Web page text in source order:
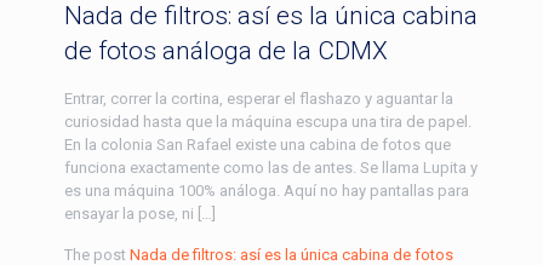
Nada de filtros: así es la única cabina
de fotos análoga de la CDMX
Entrar, correr la cortina, esperar el flashazo y aguantar la
curiosidad hasta que la máquina escupa una tira de papel.
En la colonia San Rafael existe una cabina de fotos que
funciona exactamente como las de antes. Se llama Lupita y
es una máquina 100% análoga. Aquí no hay pantallas para
ensayar la pose, ni […]
The post Nada de filtros: así es la única cabina de fotos